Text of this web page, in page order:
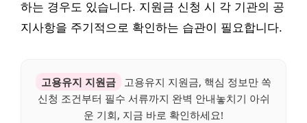
하는 경우도 있습니다. 지원금 신청 시 각 기관의 공
지사항을 주기적으로 확인하는 습관이 필요합니다.
고용유지 지원금
고용유지 지원금, 핵심 정보만 쏙
신청 조건부터 필수 서류까지 완벽 안내놓치기 아쉬
운 기회, 지금 바로 확인하세요!